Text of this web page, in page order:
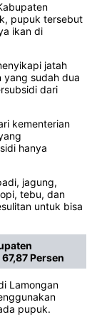
pupuk tersebut
ikan di
jatah
yang sudah dua
dari
kementerian
hanya
jagung,
tebu, dan
untuk bisa
Persen
Lamongan
pupuk.